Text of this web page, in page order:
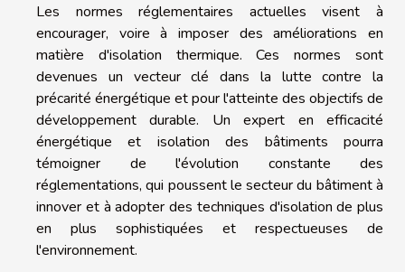
Les normes réglementaires actuelles visent à
encourager, voire à imposer des améliorations en
matière d'isolation thermique. Ces normes sont
devenues un vecteur clé dans la lutte contre la
précarité énergétique et pour l'atteinte des objectifs de
développement durable. Un expert en efficacité
énergétique et isolation des bâtiments pourra
témoigner de l'évolution constante des
réglementations, qui poussent le secteur du bâtiment à
innover et à adopter des techniques d'isolation de plus
en plus sophistiquées et respectueuses de
l'environnement.